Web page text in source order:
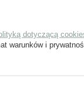
dotyczącą
warunków i